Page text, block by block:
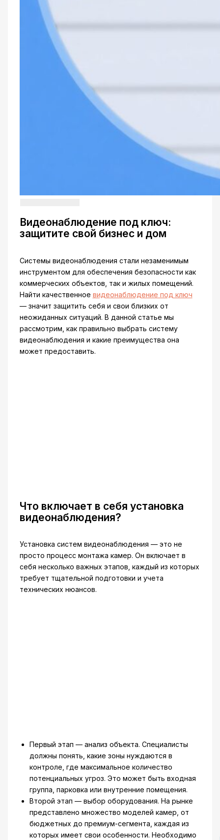
Видеонаблюдение под ключ:
защитите свой бизнес и дом
Системы видеонаблюдения стали незаменимым
инструментом для обеспечения безопасности как
коммерческих объектов, так и жилых помещений.
Найти качественное видеонаблюдение под ключ
— значит защитить себя и свои близких от
неожиданных ситуаций. В данной статье мы
рассмотрим, как правильно выбрать систему
видеонаблюдения и какие преимущества она
может предоставить.
Что включает в себя установка
видеонаблюдения?
Установка систем видеонаблюдения — это не
просто процесс монтажа камер. Он включает в
себя несколько важных этапов, каждый из которых
требует тщательной подготовки и учета
технических нюансов.
Первый этап — анализ объекта. Специалисты
должны понять, какие зоны нуждаются в
контроле, где максимальное количество
потенциальных угроз. Это может быть входная
группа, парковка или внутренние помещения.
Второй этап — выбор оборудования. На рынке
представлено множество моделей камер, от
бюджетных до премиум-сегмента, каждая из
которых имеет свои особенности. Необходимо